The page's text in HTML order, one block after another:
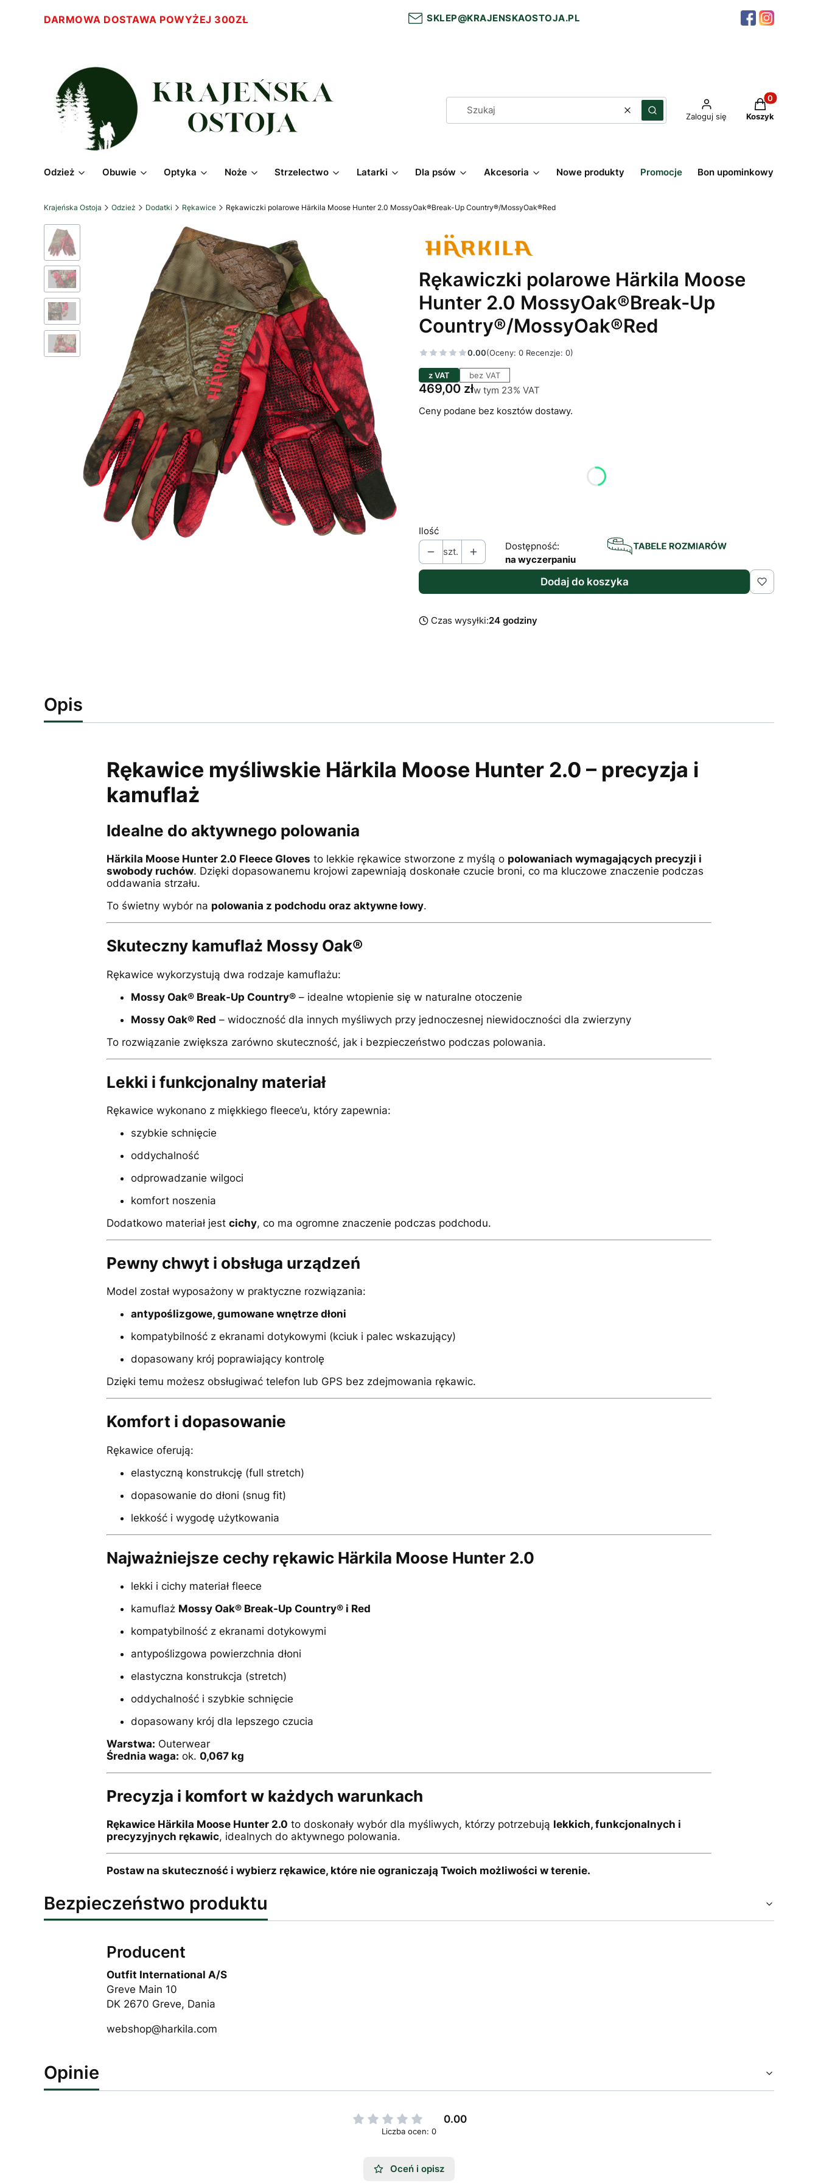
DARMOWA DOSTAWA POWYŻEJ 300ZŁ SKLEP@KRAJENSKAOSTOJA.PL
WyczyśćSzukaj Zaloguj się
Produkty w
Koszyk
Odzież Obuwie Optyka Noże Strzelectwo Latarki Dla psów Akcesoria Nowe produkty Promocje Bon upominkowy
Krajeńska Ostoja Odzież Dodatki Rękawice Rękawiczki polarowe Härkila Moose Hunter 2.0 MossyOak®Break-Up Country®/MossyOak®Red
Rękawiczki polarowe Härkila Moose
Hunter 2.0 MossyOak®Break-Up
Country®/MossyOak®Red
0.00(Oceny: 0 Recenzje: 0)
z VAT bez VAT
Cena
469,00 złw tym 23% VAT
w tym 23% VAT
Ceny podane bez kosztów dostawy.
Ilość
szt.
Dostępność:
na wyczerpaniu
Dodaj do koszyka
Czas wysyłki:24 godziny
Opis
Rękawice myśliwskie Härkila Moose Hunter 2.0 – precyzja i
kamuflaż
Idealne do aktywnego polowania
Härkila Moose Hunter 2.0 Fleece Gloves to lekkie rękawice stworzone z myślą o polowaniach wymagających precyzji i
swobody ruchów. Dzięki dopasowanemu krojowi zapewniają doskonałe czucie broni, co ma kluczowe znaczenie podczas
oddawania strzału.
To świetny wybór na polowania z podchodu oraz aktywne łowy.
Skuteczny kamuflaż Mossy Oak®
Rękawice wykorzystują dwa rodzaje kamuflażu:
Mossy Oak® Break-Up Country®– idealne wtopienie się w naturalne otoczenie
Mossy Oak® Red – widoczność dla innych myśliwych przy jednoczesnej niewidoczności dla zwierzyny
To rozwiązanie zwiększa zarówno skuteczność, jak i bezpieczeństwo podczas polowania.
Lekki i funkcjonalny materiał
Rękawice wykonano z miękkiego fleece’u, który zapewnia:
szybkie schnięcie
oddychalność
odprowadzanie wilgoci
komfort noszenia
Dodatkowo materiał jest cichy, co ma ogromne znaczenie podczas podchodu.
Pewny chwyt i obsługa urządzeń
Model został wyposażony w praktyczne rozwiązania:
antypoślizgowe, gumowane wnętrze dłoni
kompatybilność z ekranami dotykowymi (kciuk i palec wskazujący)
dopasowany krój poprawiający kontrolę
Dzięki temu możesz obsługiwać telefon lub GPS bez zdejmowania rękawic.
Komfort i dopasowanie
Rękawice oferują:
elastyczną konstrukcję (full stretch)
dopasowanie do dłoni (snug fit)
lekkość i wygodę użytkowania
Najważniejsze cechy rękawic Härkila Moose Hunter 2.0
lekki i cichy materiał fleece
kamuflaż Mossy Oak® Break-Up Country® i Red
kompatybilność z ekranami dotykowymi
antypoślizgowa powierzchnia dłoni
elastyczna konstrukcja (stretch)
oddychalność i szybkie schnięcie
dopasowany krój dla lepszego czucia
Warstwa: Outerwear
Średnia waga: ok. 0,067 kg
Precyzja i komfort w każdych warunkach
Rękawice Härkila Moose Hunter 2.0 to doskonały wybór dla myśliwych, którzy potrzebują lekkich, funkcjonalnych i
precyzyjnych rękawic, idealnych do aktywnego polowania.
Postaw na skuteczność i wybierz rękawice, które nie ograniczają Twoich możliwości w terenie.
Bezpieczeństwo produktu
Producent
Outfit International A/S
Greve Main 10
DK 2670 Greve, Dania
webshop@harkila.com
Opinie
0.00
Liczba ocen: 0
Oceń i opisz